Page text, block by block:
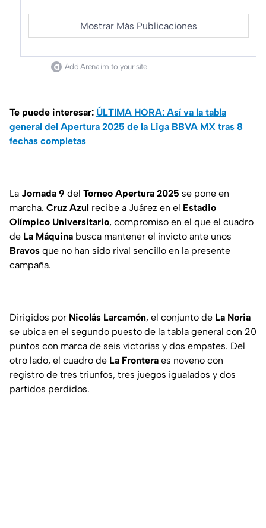
Mostrar Más Publicaciones
Add Arena.im to your site
Te puede interesar: ÚLTIMA HORA: Así va la tabla
general del Apertura 2025 de la Liga BBVA MX tras 8
fechas completas
La Jornada 9 del Torneo Apertura 2025 se pone en
marcha. Cruz Azul recibe a Juárez en el Estadio
Olímpico Universitario, compromiso en el que el cuadro
de La Máquina busca mantener el invicto ante unos
Bravos que no han sido rival sencillo en la presente
campaña.
Dirigidos por Nicolás Larcamón, el conjunto de La Noria
se ubica en el segundo puesto de la tabla general con 20
puntos con marca de seis victorias y dos empates. Del
otro lado, el cuadro de La Frontera es noveno con
registro de tres triunfos, tres juegos igualados y dos
partidos perdidos.